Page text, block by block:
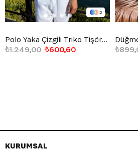
2
Polo Yaka Çizgili Triko Tişört Bej
₺600,60
₺1.249,00
KURUMSAL